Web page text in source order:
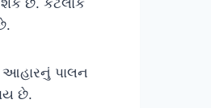
આહારનું પાલન
છે.